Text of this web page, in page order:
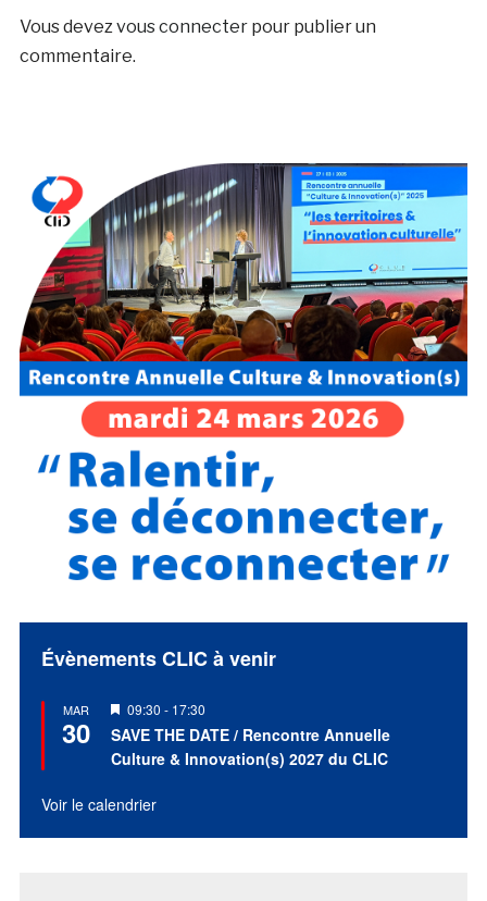
Vous devez vous connecterpour publier un
commentaire.
Évènements CLIC à venir
MAR
30
Mis
en
avant
09:30 - 17:30
SAVE THE DATE / Rencontre Annuelle
Culture & Innovation(s) 2027 du CLIC
Voir le calendrier